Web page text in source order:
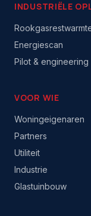
INDUSTRIËLE
Energiescan
Pilot & engineering
VOOR WIE
Woningeigenaren
Partners
Utiliteit
Industrie
Glastuinbouw